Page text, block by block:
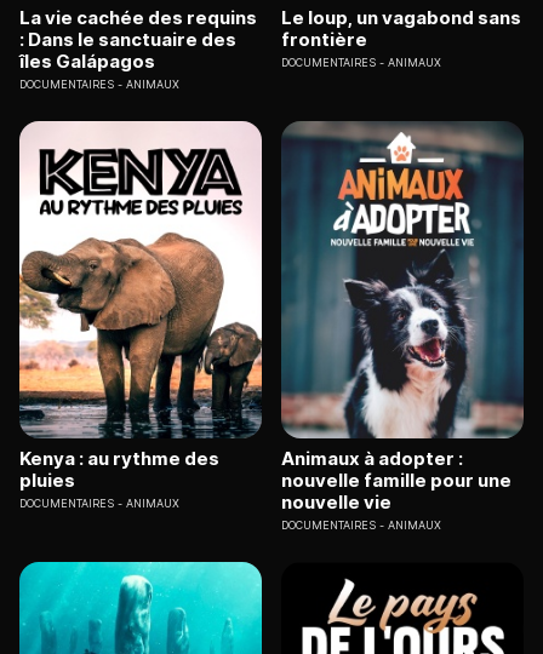
La vie cachée des requins
: Dans le sanctuaire des
îles Galápagos
DOCUMENTAIRES ANIMAUX
Le loup, un vagabond sans
frontière
DOCUMENTAIRES ANIMAUX
Kenya : au rythme des
pluies
DOCUMENTAIRES ANIMAUX
Animaux à adopter :
nouvelle famille pour une
nouvelle vie
DOCUMENTAIRES ANIMAUX